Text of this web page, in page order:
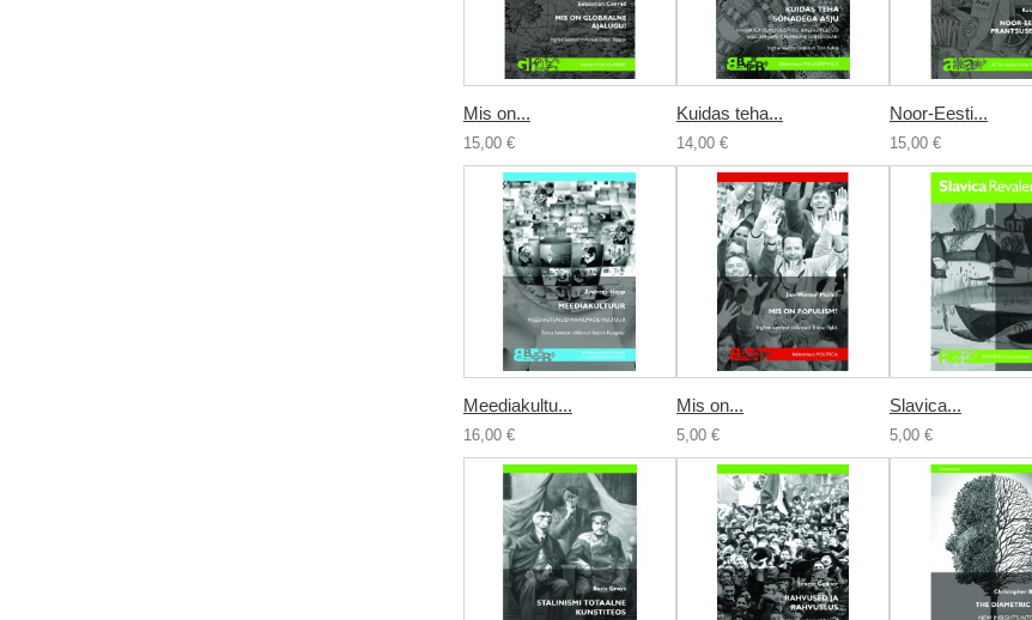
Mis on...
15,00 €
Kuidas teha...
14,00 €
Noor-Eesti...
15,00 €
Meediakultu...
16,00 €
Mis on...
5,00 €
Slavica...
5,00 €